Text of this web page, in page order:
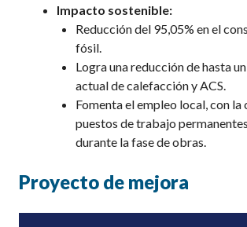
Impacto sostenible:
Reducción del 95,05% en el
fósil.
Logra una reducción de hasta
actual de calefacción y ACS.
Fomenta el empleo local, con la
puestos de trabajo
durante la fase de obras.
Proyecto de mejora